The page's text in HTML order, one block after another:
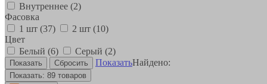
Внутреннее (2)
Фасовка
1 шт (37) 2 шт (10)
Цвет
Белый (6) Серый (2)
ПоказатьНайдено:
Показать: 89 товаров